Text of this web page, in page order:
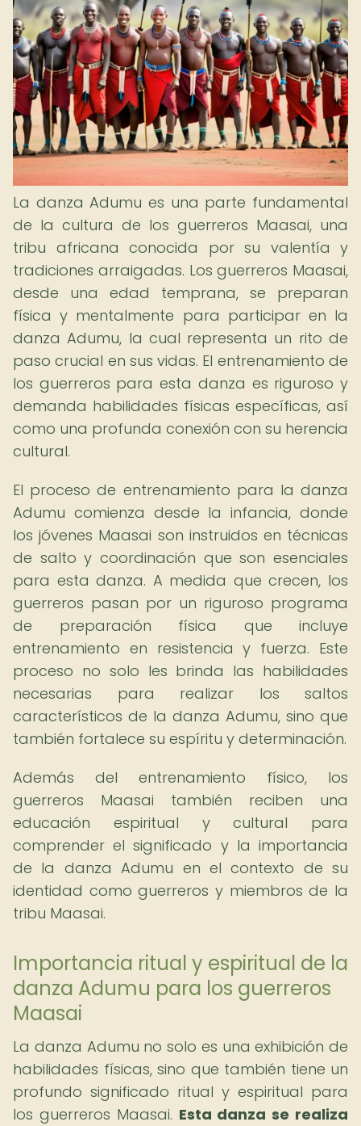
La danza Adumu es una parte fundamental
de la cultura de los guerreros Maasai, una
tribu africana conocida por su valentía y
tradiciones arraigadas. Los guerreros Maasai,
desde una edad temprana, se preparan
física y mentalmente para participar en la
danza Adumu, la cual representa un rito de
paso crucial en sus vidas. El entrenamiento de
los guerreros para esta danza es riguroso y
demanda habilidades físicas específicas, así
como una profunda conexión con su herencia
cultural.
El proceso de entrenamiento para la danza
Adumu comienza desde la infancia, donde
los jóvenes Maasai son instruidos en técnicas
de salto y coordinación que son esenciales
para esta danza. A medida que crecen, los
guerreros pasan por un riguroso programa
de preparación física que incluye
entrenamiento en resistencia y fuerza. Este
proceso no solo les brinda las habilidades
necesarias para realizar los saltos
característicos de la danza Adumu, sino que
también fortalece su espíritu y determinación.
Además del entrenamiento físico, los
guerreros Maasai también reciben una
educación espiritual y cultural para
comprender el significado y la importancia
de la danza Adumu en el contexto de su
identidad como guerreros y miembros de la
tribu Maasai.
Importancia ritual y espiritual de la
danza Adumu para los guerreros
Maasai
La danza Adumu no solo es una exhibición de
habilidades físicas, sino que también tiene un
profundo significado ritual y espiritual para
los guerreros Maasai. Esta danza se realiza